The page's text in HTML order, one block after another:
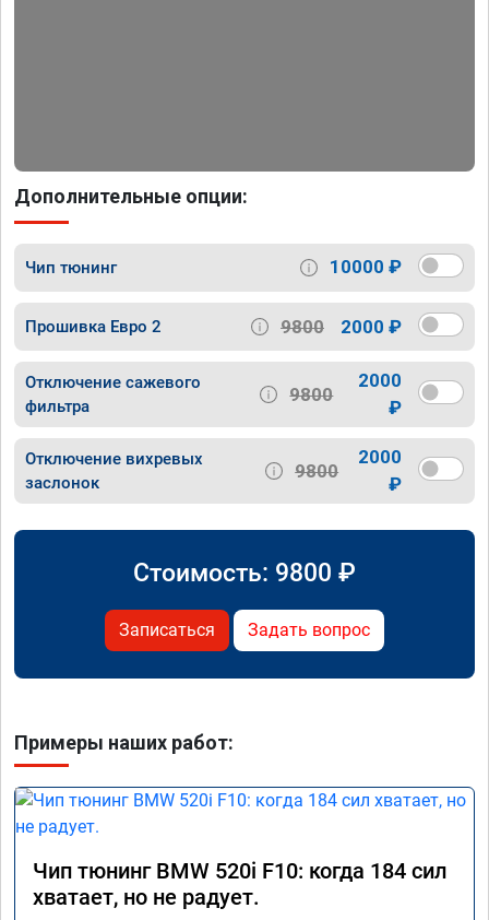
Дополнительные опции:
Чип тюнинг 10000 ₽
Прошивка Евро 2 9800 2000 ₽
Отключение сажевого
фильтра
9800
2000
₽
Отключение вихревых
заслонок
9800
2000
₽
Стоимость: 9800 ₽
Записаться Задать вопрос
Примеры наших работ:
Чип тюнинг BMW 520i F10: когда 184 сил
хватает, но не радует.